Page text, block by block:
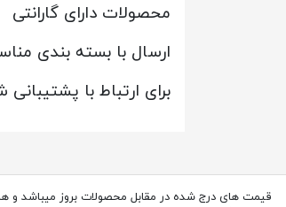
محصولات دارای گارانتی
ارسال با بسته بندی
برای ارتباط با
قیمت های درج شده در مقابل محصولات بروز میباشد و